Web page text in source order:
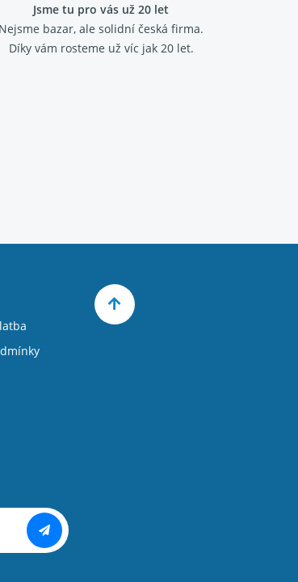
Jsme tu pro vás už 20 let
Nejsme bazar, ale solidní česká firma.
Díky vám rosteme už víc jak 20 let.